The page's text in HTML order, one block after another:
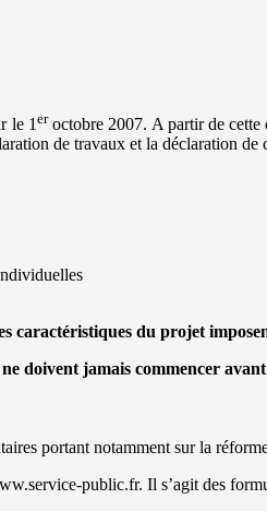
le 1 eroctobre 2007. A partir de cette
de travaux et la déclaration de
caractéristiques du projet
doivent jamais commencer
portant notamment sur la
public.fr. Il s’agit des